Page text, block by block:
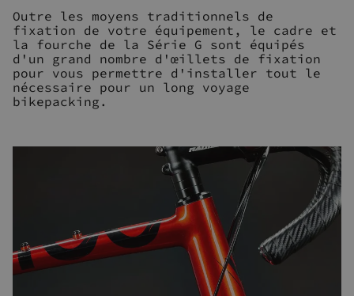
Outre les moyens traditionnels de
fixation de votre équipement, le cadre et
la fourche de la Série G sont équipés
d'un grand nombre d'œillets de fixation
pour vous permettre d'installer tout le
nécessaire pour un long voyage
bikepacking.